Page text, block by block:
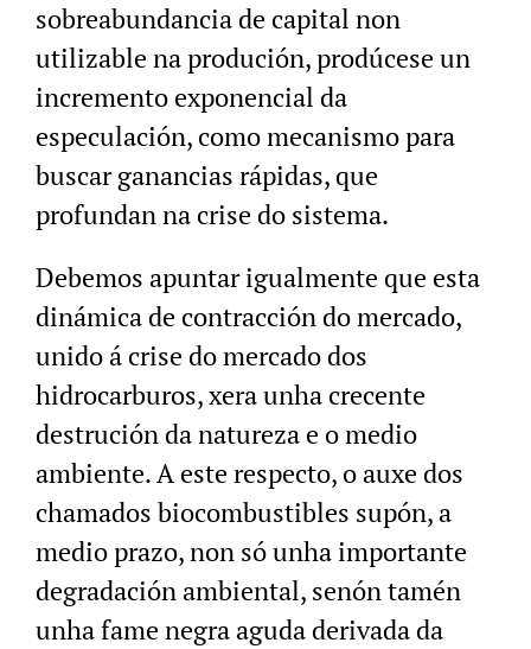
sobreabundancia de capital non
utilizable na produción, prodúcese un
incremento exponencial da
especulación, como mecanismo para
buscar ganancias rápidas, que
profundan na crise do sistema.
Debemos apuntar igualmente que esta
dinámica de contracción do mercado,
unido á crise do mercado dos
hidrocarburos, xera unha crecente
destrución da natureza e o medio
ambiente. A este respecto, o auxe dos
chamados biocombustibles supón, a
medio prazo, non só unha importante
degradación ambiental, senón tamén
unha fame negra aguda derivada da